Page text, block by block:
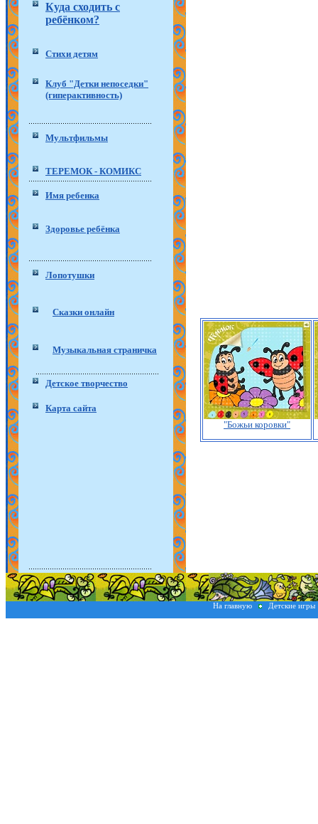
Куда сходить с
ребёнком?
Стихи детям
Клуб "Детки непоседки"
(гиперактивность)
Мультфильмы
ТЕРЕМОК - КОМИКС
Имя ребенка
Здоровье ребёнка
Лопотушки
Сказки онлайн
Музыкальная страничка
Детское творчество
Карта сайта
"Божьи коровки"
На главную Детские игры